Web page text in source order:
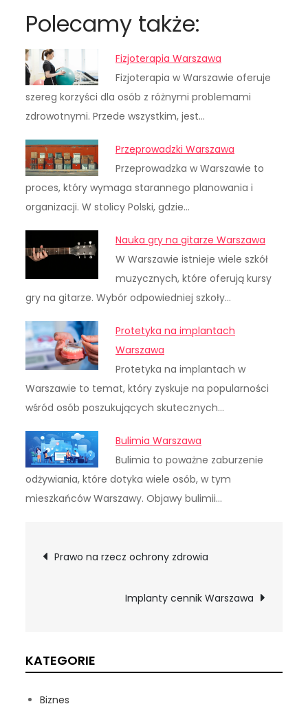
Polecamy także:
Fizjoterapia Warszawa
Fizjoterapia w Warszawie oferuje
szereg korzyści dla osób z różnymi problemami
zdrowotnymi. Przede wszystkim, jest…
Przeprowadzki Warszawa
Przeprowadzka w Warszawie to
proces, który wymaga starannego planowania i
organizacji. W stolicy Polski, gdzie…
Nauka gry na gitarze Warszawa
W Warszawie istnieje wiele szkół
muzycznych, które oferują kursy
gry na gitarze. Wybór odpowiedniej szkoły…
Protetyka na implantach
Warszawa
Protetyka na implantach w
Warszawie to temat, który zyskuje na popularności
wśród osób poszukujących skutecznych…
Bulimia Warszawa
Bulimia to poważne zaburzenie
odżywiania, które dotyka wiele osób, w tym
mieszkańców Warszawy. Objawy bulimii…
Nawigacja
wpisu
Prawo na rzecz ochrony zdrowia
Implanty cennik Warszawa
KATEGORIE
Biznes